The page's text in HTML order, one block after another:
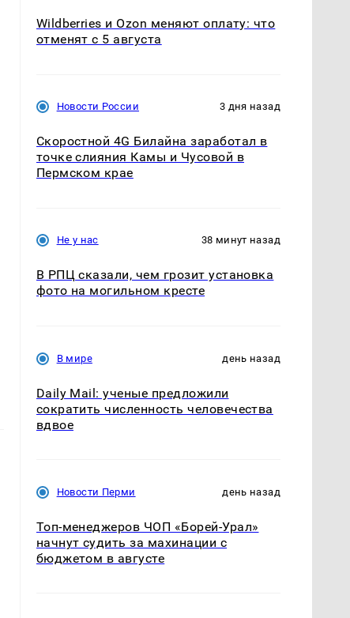
Wildberries и Ozon меняют оплату: что
отменят с 5 августа
Новости России 3 дня назад
Скоростной 4G Билайна заработал в
точке слияния Камы и Чусовой в
Пермском крае
Не у нас 38 минут назад
В РПЦ сказали, чем грозит установка
фото на могильном кресте
В мире день назад
Daily Mail: ученые предложили
сократить численность человечества
вдвое
Новости Перми день назад
Топ-менеджеров ЧОП «Борей-Урал»
начнут судить за махинации с
бюджетом в августе